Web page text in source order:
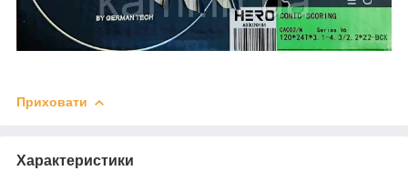
Приховати
Характеристики